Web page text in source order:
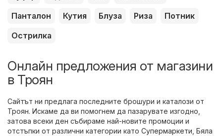
Панталон
Кутия Блуза Риза
Потник
Острилка
Онлайн предложения от магазини
в Троян
Сайтът ни предлага последните брошури и каталози от
Троян. Искаме да ви помогнем да пазарувате изгодно,
затова всеки ден събираме най-новите промоции и
отстъпки от различни категории като Супермаркети Бяла